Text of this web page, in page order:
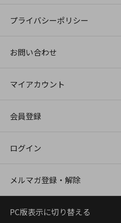
プライバシーポリシー
お問い合わせ
マイアカウント
会員登録
ログイン
メルマガ登録・解除
PC版表示に切り替える